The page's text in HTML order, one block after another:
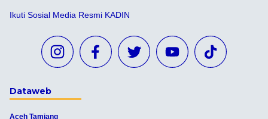
Ikuti Sosial Media Resmi KADIN
Dataweb
Aceh Tamiang